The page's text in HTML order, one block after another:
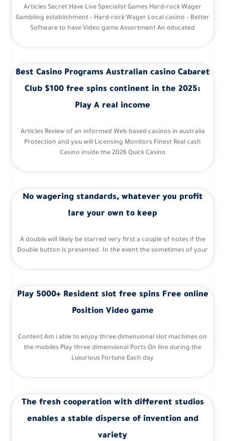
Articles Secret Have Live Specialist Games Hard-rock Wager
Gambling establishment – Hard-rock Wager Local casino – Better
Software to have Video game Assortment An educated
Best Casino Programs Australian casino Cabaret
Club $100 free spins continent in the 2025:
Play A real income
Articles Review of an informed Web based casinos in australia
Protection and you will Licensing Monitors Finest Real cash
Casino inside the 2026 Quick Casino
No wagering standards, whatever you profit
are your own to keep!
A double will likely be starred very first a couple of notes if the
Double button is presented. In the event the sometimes of your
Play 5000+ Resident slot free spins Free online
Position Video game
Content Am i able to enjoy three dimensional slot machines on
the mobiles Play three dimensional Ports On line during the
Luxurious Fortune Each day
The fresh cooperation with different studios
enables a stable disperse of invention and
variety